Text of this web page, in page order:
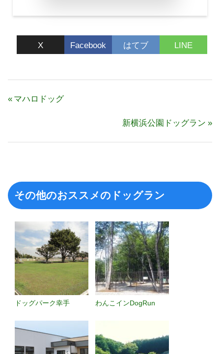
X Facebook はてブ LINE
投
ョ
ン
前
事:
マハロドッグ
次
新横浜公園ドッグラン
その他のおススメのドッグラン
ドッグパーク幸手 わんこインDogRun